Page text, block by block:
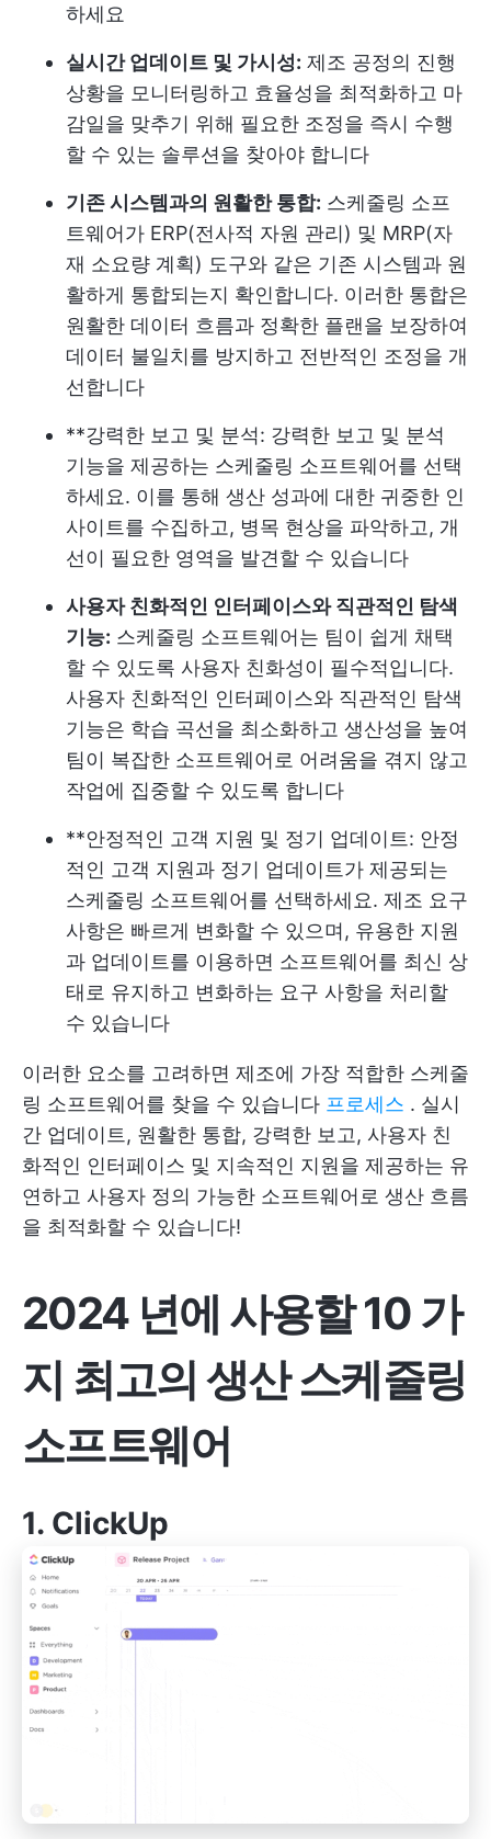
하세요
실시간 업데이트 및 가시성: 제조 공정의 진행
상황을 모니터링하고 효율성을 최적화하고 마
감일을 맞추기 위해 필요한 조정을 즉시 수행
할 수 있는 솔루션을 찾아야 합니다
기존 시스템과의 원활한 통합: 스케줄링 소프
트웨어가 ERP(전사적 자원 관리) 및 MRP(자
재 소요량 계획) 도구와 같은 기존 시스템과 원
활하게 통합되는지 확인합니다. 이러한 통합은
원활한 데이터 흐름과 정확한 플랜을 보장하여
데이터 불일치를 방지하고 전반적인 조정을 개
선합니다
**강력한 보고 및 분석: 강력한 보고 및 분석
기능을 제공하는 스케줄링 소프트웨어를 선택
하세요. 이를 통해 생산 성과에 대한 귀중한 인
사이트를 수집하고, 병목 현상을 파악하고, 개
선이 필요한 영역을 발견할 수 있습니다
사용자 친화적인 인터페이스와 직관적인 탐색
기능: 스케줄링 소프트웨어는 팀이 쉽게 채택
할 수 있도록 사용자 친화성이 필수적입니다.
사용자 친화적인 인터페이스와 직관적인 탐색
기능은 학습 곡선을 최소화하고 생산성을 높여
팀이 복잡한 소프트웨어로 어려움을 겪지 않고
작업에 집중할 수 있도록 합니다
**안정적인 고객 지원 및 정기 업데이트: 안정
적인 고객 지원과 정기 업데이트가 제공되는
스케줄링 소프트웨어를 선택하세요. 제조 요구
사항은 빠르게 변화할 수 있으며, 유용한 지원
과 업데이트를 이용하면 소프트웨어를 최신 상
태로 유지하고 변화하는 요구 사항을 처리할
수 있습니다
이러한 요소를 고려하면 제조에 가장 적합한 스케줄
링 소프트웨어를 찾을 수 있습니다 프로세스 . 실시
간 업데이트, 원활한 통합, 강력한 보고, 사용자 친
화적인 인터페이스 및 지속적인 지원을 제공하는 유
연하고 사용자 정의 가능한 소프트웨어로 생산 흐름
을 최적화할 수 있습니다!
2024 년에 사용할 10 가
지 최고의 생산 스케줄링
소프트웨어
1. ClickUp